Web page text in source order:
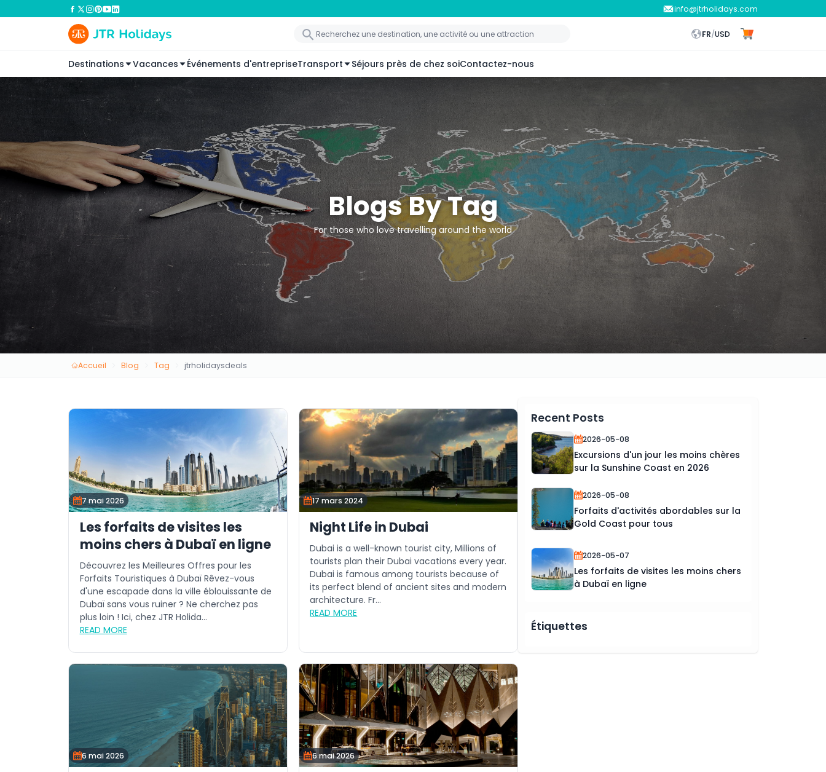
info@jtrholidays.com
FR/USD
Destinations Vacances Événements d'entrepriseTransport Séjours près de chez soiContactez-nous
Blogs By Tag
For those who love travelling around the world
Accueil Blog Tag jtrholidaysdeals
7 mai 2026
Les forfaits de visites les
moins chers à Dubaï en ligne
Découvrez les Meilleures Offres pour les
Forfaits Touristiques à Dubaï Rêvez-vous
d'une escapade dans la ville éblouissante de
Dubaï sans vous ruiner ? Ne cherchez pas
plus loin ! Ici, chez JTR Holida...
READ MORE
17 mars 2024
Night Life in Dubai
Dubai is a well-known tourist city, Millions of
tourists plan their Dubai vacations every year.
Dubai is famous among tourists because of
its perfect blend of ancient sites and modern
architecture. Fr...
READ MORE
6 mai 2026 6 mai 2026
Recent Posts
2026-05-08
Excursions d'un jour les moins chères
sur la Sunshine Coast en 2026
2026-05-08
Forfaits d'activités abordables sur la
Gold Coast pour tous
2026-05-07
Les forfaits de visites les moins chers
à Dubaï en ligne
Étiquettes